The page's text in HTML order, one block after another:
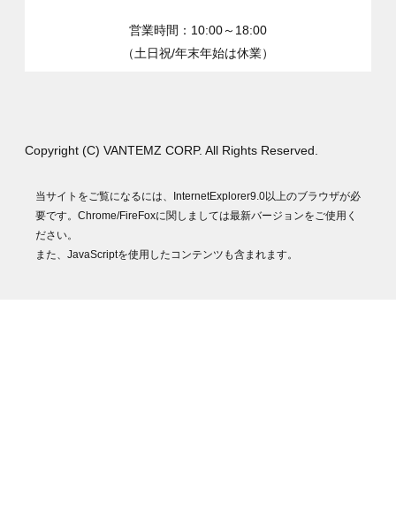
営業時間：10:00～18:00
（土日祝/年末年始は休業）
Copyright (C) VANTEMZ CORP. All Rights Reserved.
当サイトをご覧になるには、InternetExplorer9.0以上のブラウザが必
要です。Chrome/FireFoxに関しましては最新バージョンをご使用く
ださい。
また、JavaScriptを使用したコンテンツも含まれます。